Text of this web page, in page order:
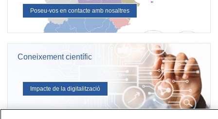
Poseu-vos en contacte amb nosaltres
Coneixement científic
Impacte de la digitalització